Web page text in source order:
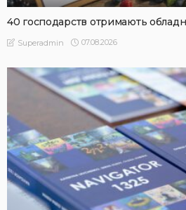
40 господарств отримають
Superadmin 07.08.2026